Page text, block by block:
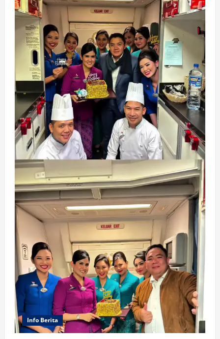
Info Berita